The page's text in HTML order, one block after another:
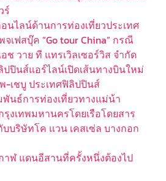
ร์
ไลน์ด้านการท่องเที่ยวประเทศ
เฟสบุ๊ค “Go tour China” กรณี
ช วาย ที แทรเวิลเซอร์วิส จำกัด
ปินส์แอร์ไลน์เปิดเส้นทางบินใหม่
-เชบู ประเทศฟิลิปปินส์
นธ์การท่องเที่ยวทางแม่น้า
รุงเทพมหานครโดยเรือโดยสาร
บริษัทโค แวน เคสเซ่ล บางกอก
ฬ แดนอีสานที่ครั้งหนึ่งต้องไป